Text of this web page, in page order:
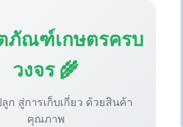
ภัณฑ์เกษตรครบ
วงจร 🌾
ก สู่การเก็บเกี่ยว ด้วยสินค้า
คุณภาพ